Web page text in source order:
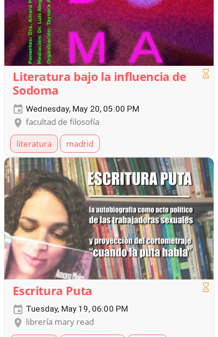
Literatura bajo la influencia de
Sodoma
Wednesday, May 20, 05:00 PM
facultad de filosofía
literatura
madrid
Escritura Puta
Tuesday, May 19, 06:00 PM
librería mary read